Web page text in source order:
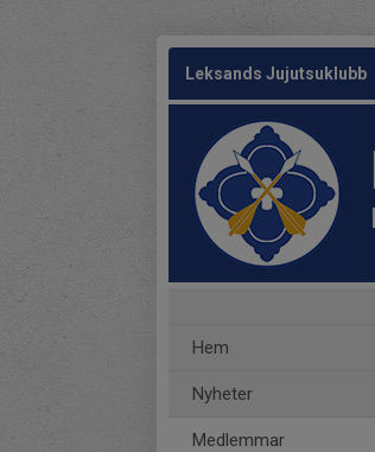
Leksands Jujutsuklubb
Hem
Nyheter
Medlemmar